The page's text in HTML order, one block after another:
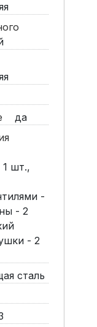
да
шт.,
-
- 2
- 2
сталь